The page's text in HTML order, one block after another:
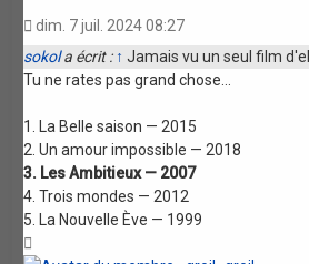
dim. 7 juil. 2024 08:27
sokola écrit : ↑ Jamais vu un seul film
Tu ne rates pas grand chose...
1. La Belle saison — 2015
2. Un amour impossible — 2018
3. Les Ambitieux — 2007
4. Trois mondes — 2012
5. La Nouvelle Ève — 1999